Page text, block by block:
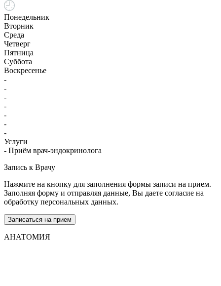
Понедельник
Вторник
Среда
Четверг
Пятница
Суббота
Воскресенье
-
-
-
-
-
-
-
Услуги
- Приём врач-эндокринолога
Запись к Врачу
Нажмите на кнопку для заполнения формы записи на прием.
Заполняя форму и отправляя данные, Вы даете согласие на
обработку персональных данных.
Записаться на прием
АНАТОМИЯ